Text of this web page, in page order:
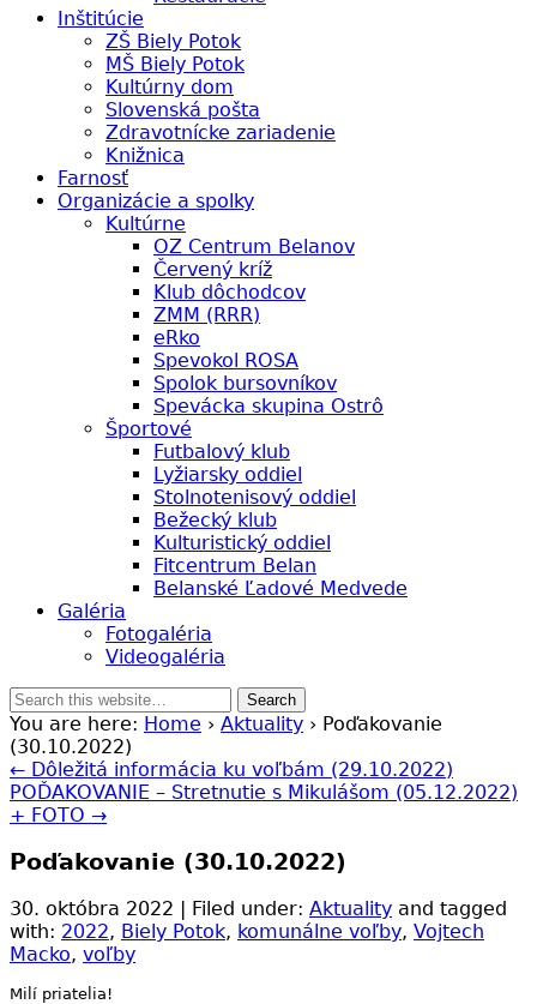
Inštitúcie
ZŠ Biely Potok
MŠ Biely Potok
Kultúrny dom
Slovenská pošta
Zdravotnícke zariadenie
Knižnica
Farnosť
Organizácie a spolky
Kultúrne
OZ Centrum Belanov
Červený kríž
Klub dôchodcov
ZMM (RRR)
eRko
Spevokol ROSA
Spolok bursovníkov
Spevácka skupina Ostrô
Športové
Futbalový klub
Lyžiarsky oddiel
Stolnotenisový oddiel
Bežecký klub
Kulturistický oddiel
Fitcentrum Belan
Belanské Ľadové Medvede
Galéria
Fotogaléria
Videogaléria
You are here: Home › Aktuality › Poďakovanie
(30.10.2022)
← Dôležitá informácia ku voľbám (29.10.2022)
POĎAKOVANIE – Stretnutie s Mikulášom (05.12.2022)
+ FOTO →
Poďakovanie (30.10.2022)
30. októbra 2022 | Filed under: Aktuality and tagged
with: 2022, Biely Potok, komunálne voľby, Vojtech
Macko, voľby
Milí priatelia!